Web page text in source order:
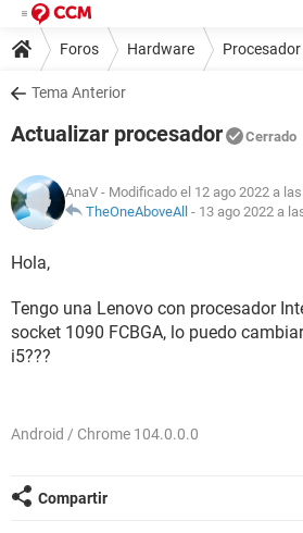
Foros Hardware Procesador
Tema Anterior
Actualizar procesador Cerrado
AnaV - Modificado el 12 ago 2022 a
TheOneAboveAll - 13 ago 2022 a
Hola,
Tengo una Lenovo con procesador
socket 1090 FCBGA, lo puedo
i5???
Android / Chrome 104.0.0.0
Compartir